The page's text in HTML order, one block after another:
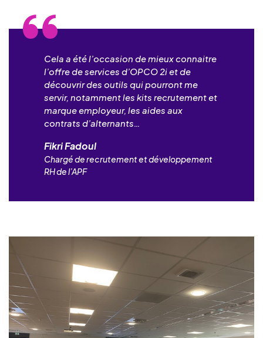
Cela a été l’occasion de mieux connaitre
l’offre de services d’OPCO 2i et de
découvrir des outils qui pourront me
servir, notamment les kits recrutement et
marque employeur, les aides aux
contrats d’alternants…
Fikri Fadoul
Chargé de recrutement et développement
RH de l’APF